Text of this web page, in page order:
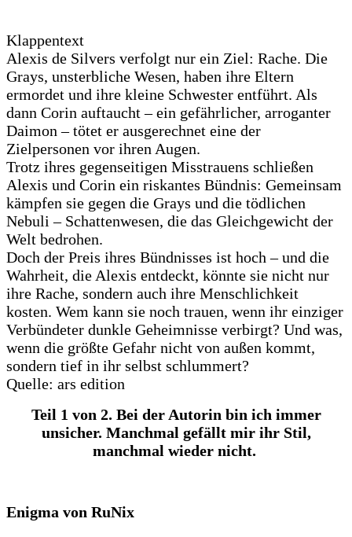
Klappentext
Alexis de Silvers verfolgt nur ein Ziel: Rache. Die
Grays, unsterbliche Wesen, haben ihre Eltern
ermordet und ihre kleine Schwester entführt. Als
dann Corin auftaucht – ein gefährlicher, arroganter
Daimon – tötet er ausgerechnet eine der
Zielpersonen vor ihren Augen.
Trotz ihres gegenseitigen Misstrauens schließen
Alexis und Corin ein riskantes Bündnis: Gemeinsam
kämpfen sie gegen die Grays und die tödlichen
Nebuli – Schattenwesen, die das Gleichgewicht der
Welt bedrohen.
Doch der Preis ihres Bündnisses ist hoch – und die
Wahrheit, die Alexis entdeckt, könnte sie nicht nur
ihre Rache, sondern auch ihre Menschlichkeit
kosten. Wem kann sie noch trauen, wenn ihr einziger
Verbündeter dunkle Geheimnisse verbirgt? Und was,
wenn die größte Gefahr nicht von außen kommt,
sondern tief in ihr selbst schlummert?
Quelle: ars edition
Teil 1 von 2. Bei der Autorin bin ich immer
unsicher. Manchmal gefällt mir ihr Stil,
manchmal wieder nicht.
Enigma von RuNix